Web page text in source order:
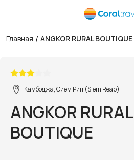
Главная / ANGKOR RURAL BOUTIQUE
Камбоджа, Сием Рип (Siem Reap)
ANGKOR RURAL
BOUTIQUE